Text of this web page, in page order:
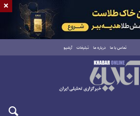
تماس با ما درباره ما تبلیغات آرشیو
×